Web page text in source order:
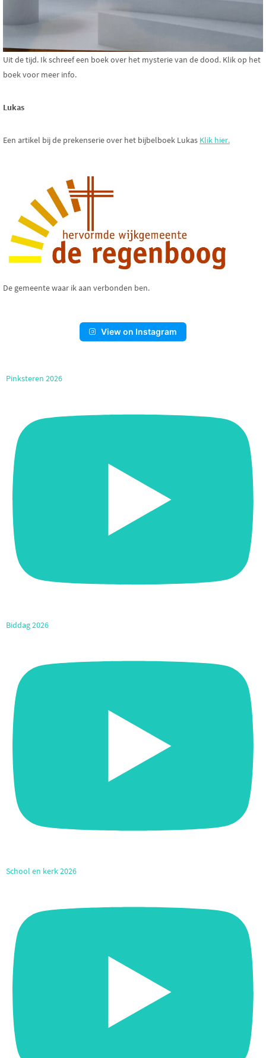
Uit de tijd. Ik schreef een boek over het mysterie van de dood. Klik op het
boek voor meer info.
Lukas
Een artikel bij de prekenserie over het bijbelboek Lukas Klik hier.
De gemeente waar ik aan verbonden ben.
View on Instagram
Pinksteren 2026
Biddag 2026
School en kerk 2026